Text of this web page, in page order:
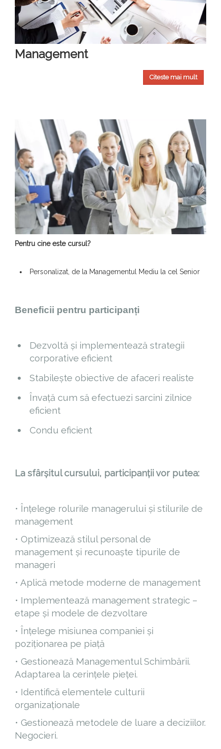
Management
Citeste mai mult
Pentru cine este cursul?
Personalizat, de la Managementul Mediu la cel Senior
Beneficii pentru participanți
Dezvoltă și implementează strategii
corporative eficient
Stabilește obiective de afaceri realiste
Învață cum să efectuezi sarcini zilnice
eficient
Condu eficient
La sfârșitul cursului, participanții vor putea:
• Înțelege rolurile managerului și stilurile de
management
• Optimizează stilul personal de
management și recunoaște tipurile de
manageri
• Aplică metode moderne de management
• Implementează management strategic –
etape și modele de dezvoltare
• Înțelege misiunea companiei și
poziționarea pe piață
• Gestionează Managementul Schimbării.
Adaptarea la cerințele pieței.
• Identifică elementele culturii
organizaționale
• Gestionează metodele de luare a deciziilor.
Negocieri.